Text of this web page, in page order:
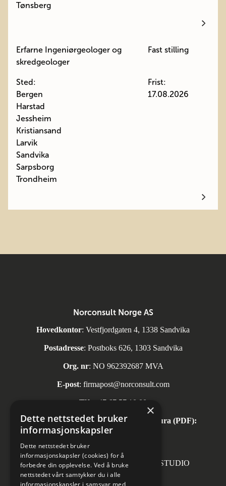
Tønsberg
Erfarne Ingeniørgeologer og
skredgeologer
Fast stilling
Sted:
Bergen
Harstad
Jessheim
Kristiansand
Larvik
Sandvika
Sarpsborg
Trondheim
Frist:
17.08.2026
Norconsult Norge AS
Hovedkontor: Vestfjordgaten 4, 1338 Sandvika
Postadresse: Postboks 626, 1303 Sandvika
Org. nr: NO 962392687 MVA
E-post: firmapost@norconsult.com
Tlf: +47 67 57 10 00
Automatisk mottak av inngående faktura (PDF):
invoice.no@norconsult.com
Forsidefoto: RASMUS HJORTSHOJ STUDIO
×
Dette nettstedet bruker
informasjonskapsler
Dette nettstedet bruker
informasjonskapsler (cookies) for å
forbedre din opplevelse. Ved å bruke
nettstedet vårt samtykker du i alle
informasjonskapsler i samsvar med